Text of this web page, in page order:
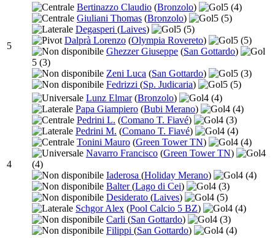
5
Bertinazzo Claudio (Bronzolo) 5 (4)
Giuliani Thomas (Bronzolo) 5 (5)
Degasperi (Laives) 5 (5)
Dalprà Lorenzo (Olympia Rovereto) 5 (5)
Ghezzer Giuseppe (San Gottardo)
5 (3)
Zeni Luca (San Gottardo) 5 (3)
Fedrizzi (Sp. Judicaria) 5 (5)
4
Lunz Elmar (Bronzolo) 4 (4)
Papa Giampiero (Bubi Merano) 4 (4)
Pedrini L. (Comano T. Fiavé) 4 (3)
Pedrini M. (Comano T. Fiavé) 4 (4)
Tonini Mauro (Green Tower TN) 4 (4)
Navarro Francisco (Green Tower TN)
4
(4)
Iaderosa (Holiday Merano) 4 (4)
Balter(Lago di Cei) 4 (3)
Desiderato (Laives) 4 (5)
Schgor Alex (Pool Calcio 5 BZ) 4 (4)
Carli (San Gottardo) 4 (3)
Filippi (San Gottardo) 4 (4)